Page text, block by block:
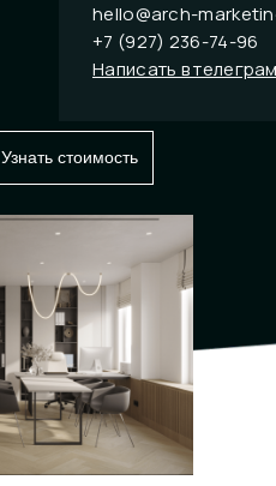
hello@arch-
+7 (927) 236-74-96
Написать в
Узнать стоимость